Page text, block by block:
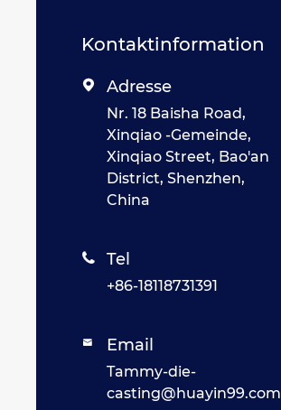
Kontaktinformation
 Adresse
Nr. 18 Baisha Road,
Xinqiao -Gemeinde,
Xinqiao Street, Bao'an
District, Shenzhen,
China
 Tel
+86-18118731391
 Email
Tammy-die-
casting@huayin99.com